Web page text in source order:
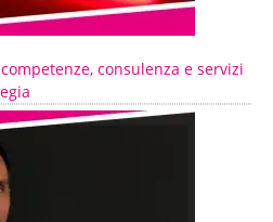
consulenza e servizi